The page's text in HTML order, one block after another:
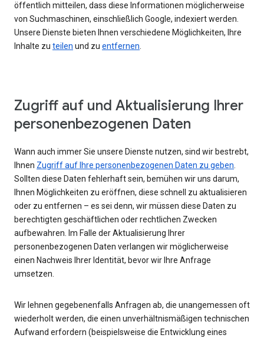
öffentlich mitteilen, dass diese Informationen möglicherweise
von Suchmaschinen, einschließlich Google, indexiert werden.
Unsere Dienste bieten Ihnen verschiedene Möglichkeiten, Ihre
Inhalte zu teilen und zu entfernen.
Zugriff auf und Aktualisierung Ihrer
personenbezogenen Daten
Wann auch immer Sie unsere Dienste nutzen, sind wir bestrebt,
Ihnen Zugriff auf Ihre personenbezogenen Daten zu geben.
Sollten diese Daten fehlerhaft sein, bemühen wir uns darum,
Ihnen Möglichkeiten zu eröffnen, diese schnell zu aktualisieren
oder zu entfernen – es sei denn, wir müssen diese Daten zu
berechtigten geschäftlichen oder rechtlichen Zwecken
aufbewahren. Im Falle der Aktualisierung Ihrer
personenbezogenen Daten verlangen wir möglicherweise
einen Nachweis Ihrer Identität, bevor wir Ihre Anfrage
umsetzen.
Wir lehnen gegebenenfalls Anfragen ab, die unangemessen oft
wiederholt werden, die einen unverhältnismäßigen technischen
Aufwand erfordern (beispielsweise die Entwicklung eines